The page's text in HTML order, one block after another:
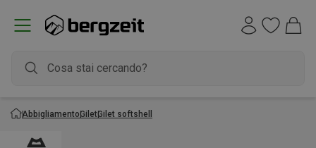
AbbigliamentoGiletGilet softshell